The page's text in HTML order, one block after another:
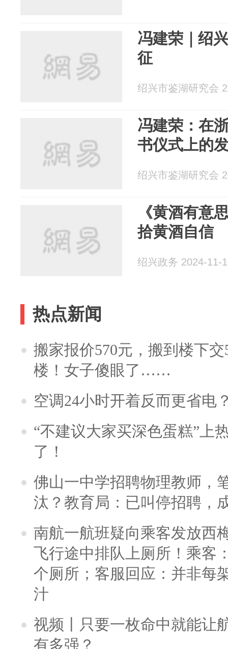
冯建荣｜绍
征
绍兴市鉴湖研究会
冯建荣：在
书仪式上的
绍兴市鉴湖研究会
《黄酒有意
拾黄酒自信
绍兴政务 2024-11-
热点新闻
搬家报价570元，搬到楼下
楼！女子傻眼了……
空调24小时开着反而更省电
“不建议大家买深色蛋糕”上
了！
佛山一中学招聘物理教师，
汰？教育局：已叫停招聘，
南航一航班疑向乘客发放西
飞行途中排队上厕所！乘客
个厕所；客服回应：并非每
汁
视频丨只要一枚命中就能让
有多强？